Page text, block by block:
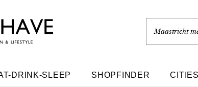
Maastricht
DRINK-SLEEP SHOPFINDER CITIES